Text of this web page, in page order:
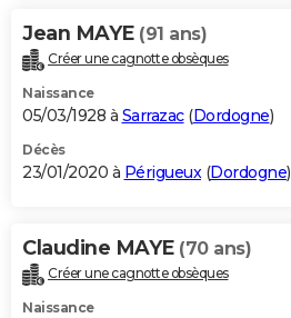
Jean MAYE (91 ans)
Créer une cagnotte obsèques
Naissance
05/03/1928 à Sarrazac(Dordogne)
Décès
23/01/2020 à Périgueux(Dordogne)
Claudine MAYE (70 ans)
Créer une cagnotte obsèques
Naissance